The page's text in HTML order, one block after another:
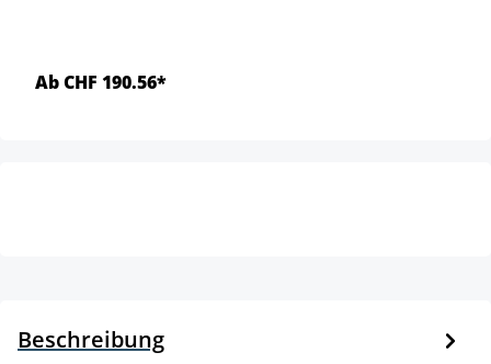
Ab CHF 190.56*
Beschreibung